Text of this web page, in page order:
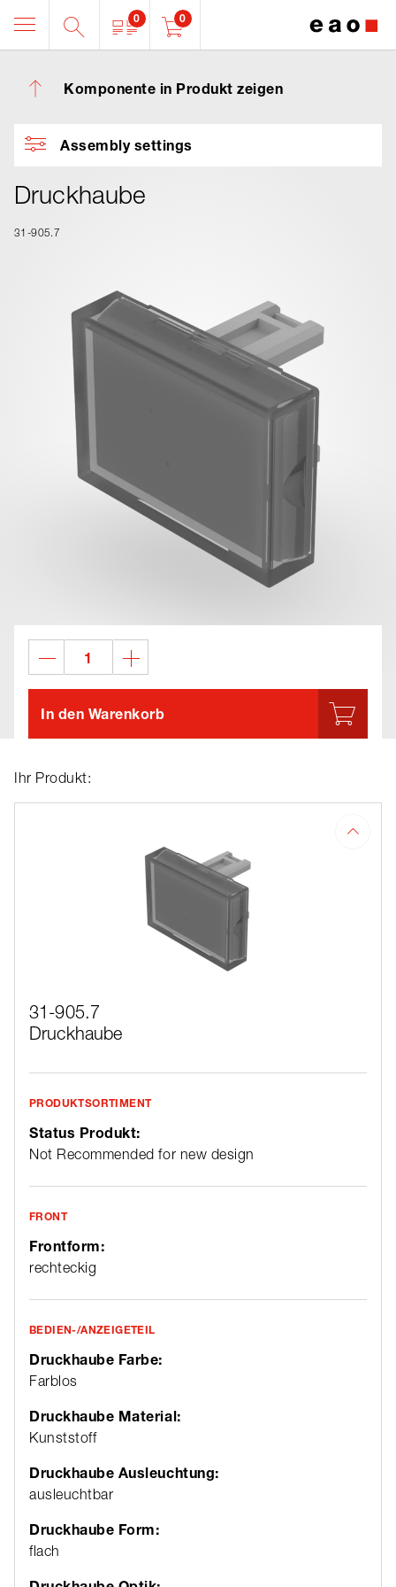
0 0
Komponente in Produkt zeigen
Assembly settings
Druckhaube
31-905.7
In den Warenkorb
Ihr Produkt:
31-905.7
Druckhaube
PRODUKTSORTIMENT
Status Produkt:
Not Recommended for new design
FRONT
Frontform:
rechteckig
BEDIEN-/ANZEIGETEIL
Druckhaube Farbe:
Farblos
Druckhaube Material:
Kunststoff
Druckhaube Ausleuchtung:
ausleuchtbar
Druckhaube Form:
flach